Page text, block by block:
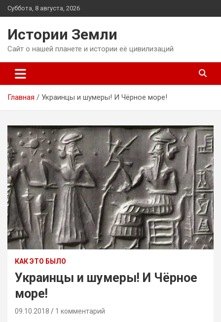
Перейти
к
Суббота, 8 августа, 2026
Истории Земли
Сайт о нашей планете и истории её цивилизаций
Главная Украинцы и шумеры! И Чёрное море!
КАК ЭТО БЫЛО
Украинцы и шумеры! И Чёрное
море!
09.10.2018 1 комментарий